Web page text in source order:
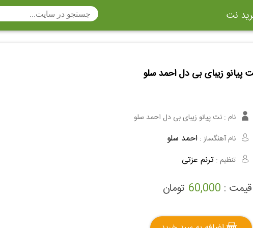
نت
سه تار
گلوکن اشپیل ویبرافون
نی هفت بند وکال
ویولا
پیانو زیبای بی دل احمد سلو
نام : نت پیانو زیبای بی دل احمد سلو
نام آهنگساز : احمد سلو
تنظیم : ترنم عزتی
قیمت : 60,000 تومان